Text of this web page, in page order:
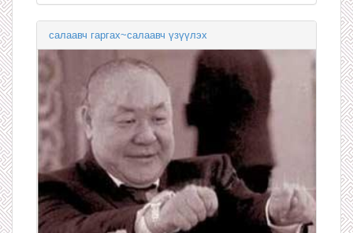
салаавч гаргах~салаавч үзүүлэх